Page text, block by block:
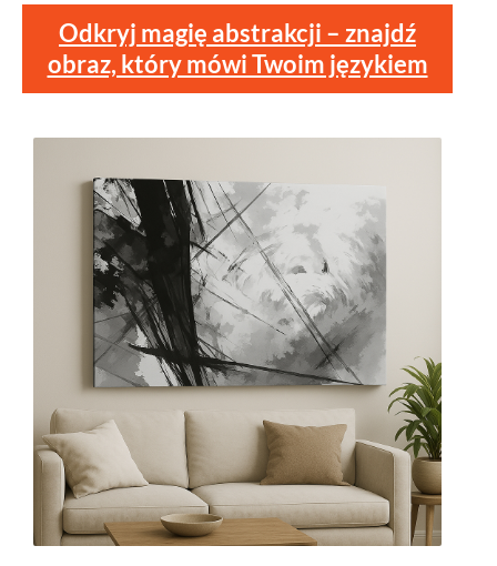
Odkryj magię abstrakcji – znajdź
obraz, który mówi Twoim językiem